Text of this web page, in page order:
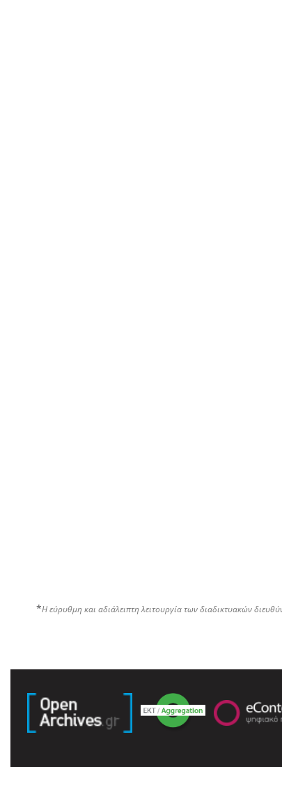
*Η εύρυθμη και αδιάλειπτη λειτουργία των διαδικτυακών